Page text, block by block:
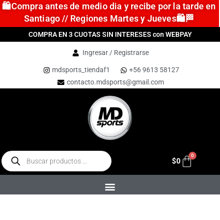
🛍️Compra antes de medio dia y recibe por la tarde en
Santiago // Regiones Martes y Jueves🛍️🏁
COMPRA EN 3 CUOTAS SIN INTERESES con WEBPAY
Ingresar / Registrarse
mdsports_tiendaf1
+56 9613 58127
contacto.mdsports@gmail.com
$0